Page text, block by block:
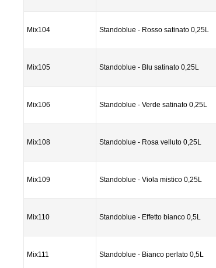
Mix104 Standoblue - Rosso satinato 0,25L
Mix105 Standoblue - Blu satinato 0,25L
Mix106 Standoblue - Verde satinato 0,25L
Mix108 Standoblue - Rosa velluto 0,25L
Mix109 Standoblue - Viola mistico 0,25L
Mix110 Standoblue - Effetto bianco 0,5L
Mix111 Standoblue - Bianco perlato 0,5L